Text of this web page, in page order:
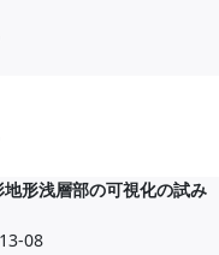
形浅層部の可視化の試み
08